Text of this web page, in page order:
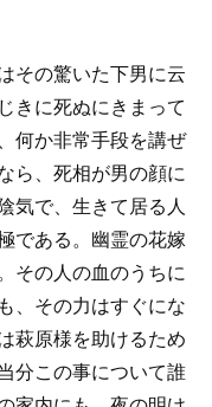
その驚いた下男に云
きに死ぬにきまって
何か非常手段を講ぜ
ら、死相が男の顔に
気で、生きて居る人
である。幽霊の花嫁
その人の血のうちに
、その力はすぐにな
萩原様を助けるため
分この事について誰